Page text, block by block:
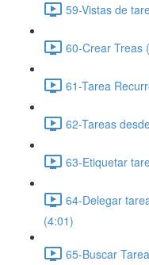
59-Vistas de
60-Crear Treas
61-Tarea
62-Tareas
63-Etiquetar
64-Delegar
(4:01)
65-Buscar